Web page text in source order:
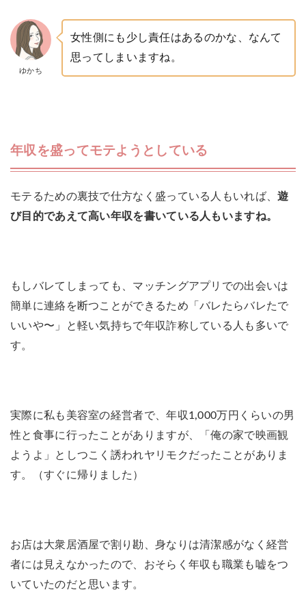
ゆかち
女性側にも少し責任はあるのかな、なんて
思ってしまいますね。
年収を盛ってモテようとしている
モテるための裏技で仕方なく盛っている人もいれば、遊
び目的であえて高い年収を書いている人もいますね。
もしバレてしまっても、マッチングアプリでの出会いは
簡単に連絡を断つことができるため「バレたらバレたで
いいや〜」と軽い気持ちで年収詐称している人も多いで
す。
実際に私も美容室の経営者で、年収1,000万円くらいの男
性と食事に行ったことがありますが、「俺の家で映画観
ようよ」としつこく誘われヤリモクだったことがありま
す。（すぐに帰りました）
お店は大衆居酒屋で割り勘、身なりは清潔感がなく経営
者には見えなかったので、おそらく年収も職業も嘘をつ
いていたのだと思います。